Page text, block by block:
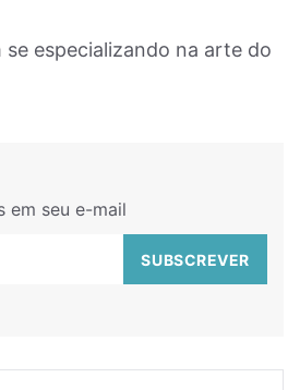
especializando na arte do
em seu e-mail